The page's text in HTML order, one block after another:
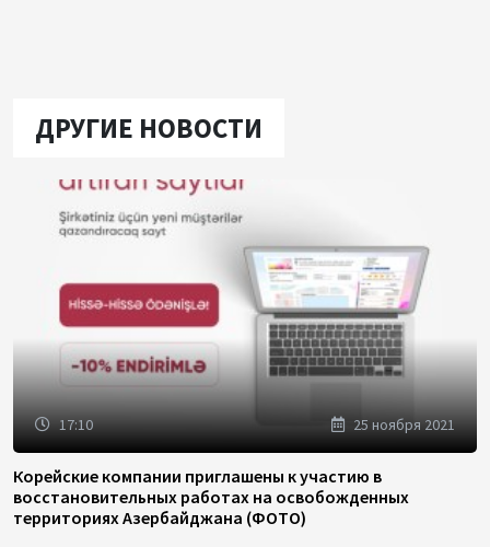
ДРУГИЕ НОВОСТИ
17:10 25 ноября 2021
Корейские компании приглашены к участию в
восстановительных работах на освобожденных
территориях Азербайджана (ФОТО)